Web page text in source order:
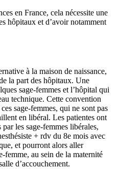
en France, cela nécessite une
hôpitaux et d’avoir notamment
à la maison de naissance,
la part des hôpitaux. Une
sage-femmes et l’hôpital qui
technique. Cette convention
sage-femmes, qui ne sont pas
en libéral. Les patientes ont
les sage-femmes libérales,
+ rdv du 8e mois avec
et pourront alors aller
femme, au sein de la maternité
d’accouchement.